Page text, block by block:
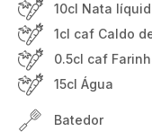
10cl Nata
1cl caf Caldo
0.5cl caf
15cl Água
Batedor